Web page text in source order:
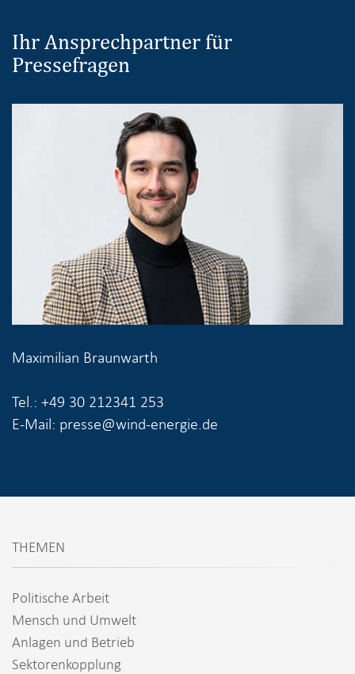
Ihr Ansprechpartner für
Pressefragen
Maximilian Braunwarth
Tel.: +49 30 212341 253
E-Mail: presse@wind-energie.de
THEMEN
Politische Arbeit
Mensch und Umwelt
Anlagen und Betrieb
Sektorenkopplung